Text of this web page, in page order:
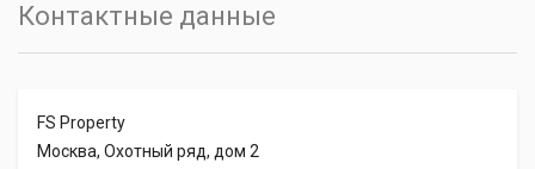
Контактные данные
FS Property
Москва, Охотный ряд, дом 2